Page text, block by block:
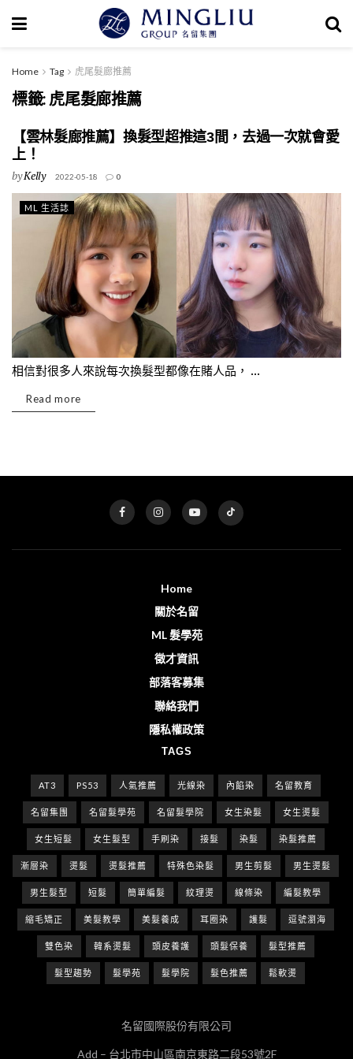
Home Tag 虎尾髮廊推薦
標籤: 虎尾髮廊推薦
【雲林髮廊推薦】換髮型超推這3間，去過一次就會愛
上！
byKelly 2022-05-18 0
ML 生活誌
相信對很多人來說每次換髮型都像在賭人品， ...
Read more
Home
關於名留
ML 髮學苑
徵才資訊
部落客募集
聯絡我們
隱私權政策
TAGS
AT3 PS53 人氣推薦 光線染 內餡染 名留教育
名留集團 名留髮學苑 名留髮學院 女生染髮 女生燙髮
女生短髮 女生髮型 手刷染 接髮 染髮 染髮推薦
漸層染 燙髮 燙髮推薦 特殊色染髮 男生剪髮 男生燙髮
男生髮型 短髮 簡單編髮 紋理燙 線條染 編髮教學
縮毛矯正 美髮教學 美髮養成 耳圈染 護髮 逗號瀏海
雙色染 韓系燙髮 頭皮養護 頭髮保養 髮型推薦
髮型趨勢 髮學苑 髮學院 髮色推薦 鬆軟燙
名留國際股份有限公司
Add – 台北市中山區南京東路二段53號2F